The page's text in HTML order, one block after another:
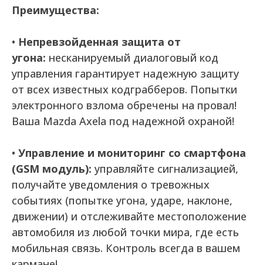
Преимущества:
• Непревзойденная защита от
угона: несканируемый диалоговый код
управления гарантирует надежную защиту
от всех известных кодграбберов. Попытки
электронного взлома обречены на провал!
Ваша Mazda Axela под надежной охраной!
• Управление и мониторинг со смартфона
(GSM модуль): управляйте сигнализацией,
получайте уведомления о тревожных
событиях (попытке угона, ударе, наклоне,
движении) и отслеживайте местоположение
автомобиля из любой точки мира, где есть
мобильная связь. Контроль всегда в вашем